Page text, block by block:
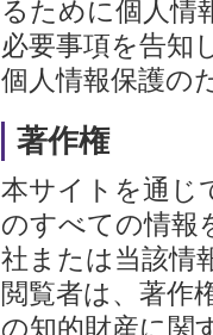
るために個人情
必要事項を告知
個人情報保護の
著作権
本サイトを通じ
のすべての情報
社または当該情
閲覧者は、著作
の知的財産に関